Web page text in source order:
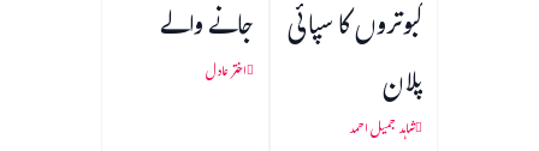
کبوتروں کا سپائی
پلان
شاہد جمیل احمد
جانے والے
اختر عادل